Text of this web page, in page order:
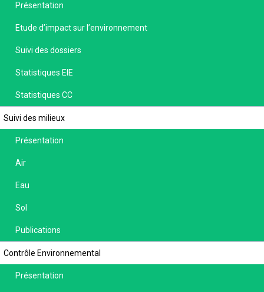
Présentation
Etude d’impact sur l’environnement
Suivi des dossiers
Statistiques EIE
Statistiques CC
Suivi des milieux
Présentation
Air
Eau
Sol
Publications
Contrôle Environnemental
Présentation